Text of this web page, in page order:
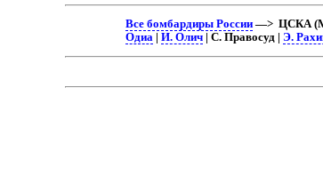
Все бомбардиры России—> ЦСКА
Одиа| И. Олич| С. Правосуд | Э.